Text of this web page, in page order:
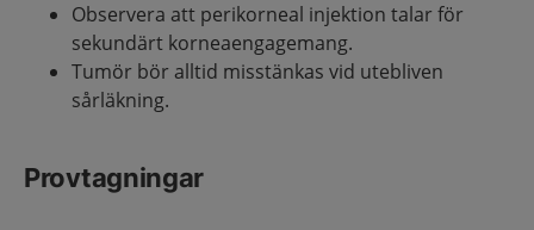
Observera att perikorneal injektion talar för
sekundärt korneaengagemang.
Tumör bör alltid misstänkas vid utebliven
sårläkning.
Provtagningar